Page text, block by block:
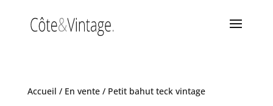
Accueil / En vente/ Petit bahut teck vintage